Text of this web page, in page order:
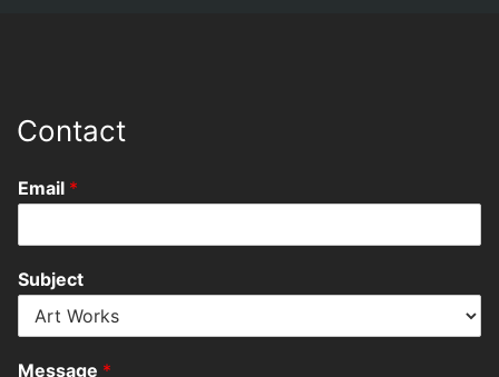
Contact
Email *
Subject
Message *